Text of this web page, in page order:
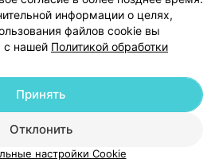
Добавить компанию
Добавить специалиста
информации о целях,
файлов cookie вы
с нашей Политикой обработки
Отклонить
Принять
настройки Cookie